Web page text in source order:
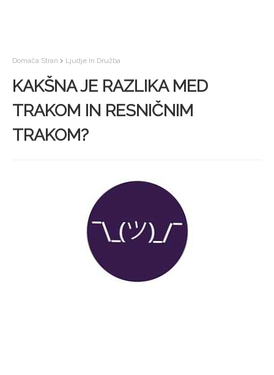
Domača Stran Ljudje In Družba
KAKŠNA JE RAZLIKA MED
TRAKOM IN RESNIČNIM
TRAKOM?